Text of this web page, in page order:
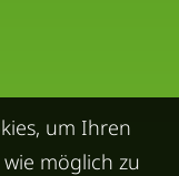
um Ihren
möglich zu